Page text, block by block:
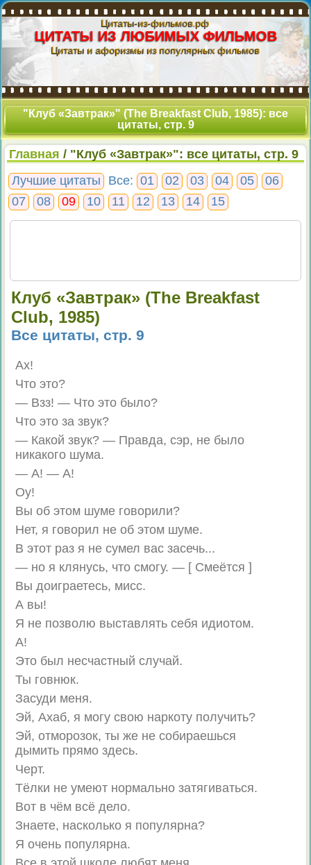
Цитаты-из-фильмов.рф
ЦИТАТЫ ИЗ ЛЮБИМЫХ ФИЛЬМОВ
Цитаты и афоризмы из популярных фильмов
"Клуб «Завтрак»" (The Breakfast Club, 1985): все
цитаты, стр. 9
Главная / "Клуб «Завтрак»": все цитаты, стр. 9
Лучшие цитаты
Все: 01 02 03 04 05
06
07
08 09 10 11 12 13 14 15
Клуб «Завтрак» (The Breakfast
Club, 1985)
Все цитаты, стр. 9
Ах!
Что это?
— Взз! — Что это было?
Что это за звук?
— Какой звук? — Правда, сэр, не было
никакого шума.
— А! — А!
Оу!
Вы об этом шуме говорили?
Нет, я говорил не об этом шуме.
В этот раз я не сумел вас засечь...
— но я клянусь, что смогу. — [ Смеётся ]
Вы доиграетесь, мисс.
А вы!
Я не позволю выставлять себя идиотом.
А!
Это был несчастный случай.
Ты говнюк.
Засуди меня.
Эй, Ахаб, я могу свою наркоту получить?
Эй, отморозок, ты же не собираешься
дымить прямо здесь.
Черт.
Тёлки не умеют нормально затягиваться.
Вот в чём всё дело.
Знаете, насколько я популярна?
Я очень популярна.